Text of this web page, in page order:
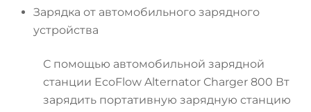
Зарядка от автомобильного зарядного
устройства
С помощью автомобильной зарядной
станции EcoFlow Alternator Charger 800 Вт
зарядить портативную зарядную станцию